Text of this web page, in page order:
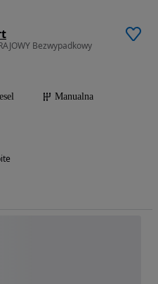
Bezwypadkowy
Manualna